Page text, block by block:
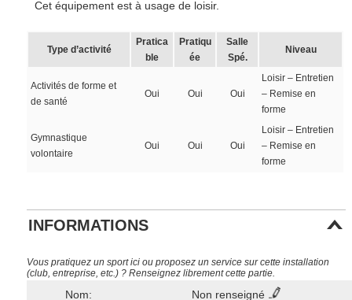
Cet équipement est à usage de loisir.
Type d’activité
Pratica
ble
Pratiqu
ée
Salle
Spé.
Niveau
Activités de forme et
de santé
Oui Oui Oui
Loisir – Entretien
– Remise en
forme
Gymnastique
volontaire
Oui Oui Oui
Loisir – Entretien
– Remise en
forme
INFORMATIONS
Vous pratiquez un sport ici ou proposez un service sur cette installation
(club, entreprise, etc.) ? Renseignez librement cette partie.
Nom: Non renseigné